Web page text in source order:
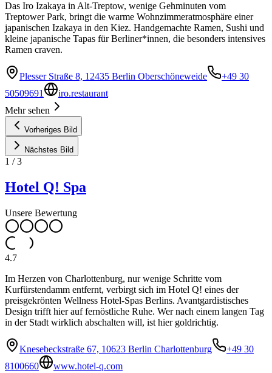
Das Iro Izakaya in Alt-Treptow, wenige Gehminuten vom
Treptower Park, bringt die warme Wohnzimmeratmosphäre einer
japanischen Izakaya in den Kiez. Handgemachte Ramen, Sushi und
kleine japanische Tapas für Berliner*innen, die besonders intensives
Ramen craven.
Plesser Straße 8, 12435 Berlin Oberschöneweide
+49 30
50509691
iro.restaurant
Mehr sehen
Vorheriges Bild
Nächstes Bild
1 /3
Hotel Q! Spa
Unsere Bewertung
4.7
Im Herzen von Charlottenburg, nur wenige Schritte vom
Kurfürstendamm entfernt, verbirgt sich im Hotel Q! eines der
preisgekrönten Wellness Hotel-Spas Berlins. Avantgardistisches
Design trifft hier auf fernöstliche Ruhe. Wer nach einem langen Tag
in der Stadt wirklich abschalten will, ist hier goldrichtig.
Knesebeckstraße 67, 10623 Berlin Charlottenburg
+49 30
8100660
www.hotel-q.com